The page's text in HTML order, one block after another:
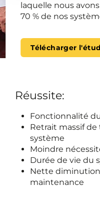
laquelle nous
70 % de nos
Télécharger
Réussite:
Fonctionnalité
Retrait massif
système
Moindre
Durée de vie du
Nette
maintenance